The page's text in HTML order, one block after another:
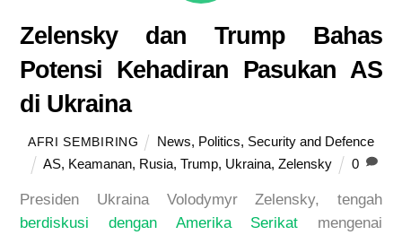
Zelensky dan Trump Bahas
Potensi Kehadiran Pasukan AS
di Ukraina
AFRI SEMBIRING News, Politics, Security and Defence
AS, Keamanan, Rusia,Trump, Ukraina,Zelensky 0
Presiden Ukraina Volodymyr Zelensky, tengah
berdiskusi dengan Amerika Serikat mengenai